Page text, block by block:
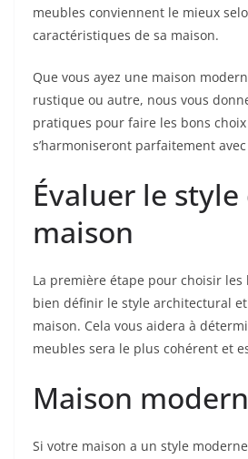
meubles conviennent le mieux
caractéristiques de sa maison.
Que vous ayez une maison
rustique ou autre, nous vous
pratiques pour faire les bons
s’harmoniseront parfaitement
Évaluer le
maison
La première étape pour choisir les
bien définir le style architectural
maison. Cela vous aidera à
meubles sera le plus cohérent et
Maison
Si votre maison a un style